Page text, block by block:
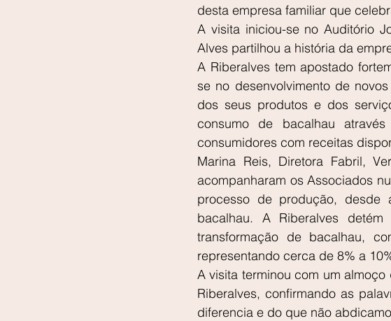
desta empresa familiar que
A visita iniciou-se no Auditório
Alves partilhou a história da
A Riberalves tem apostado
se no desenvolvimento de
dos seus produtos e dos
consumo de bacalhau
consumidores com receitas
Marina Reis, Diretora Fabril,
acompanharam os Associados
processo de produção, desde
bacalhau. A Riberalves
transformação de bacalhau,
representando cerca de 8% a
A visita terminou com um
Riberalves, confirmando as
diferencia e do que não